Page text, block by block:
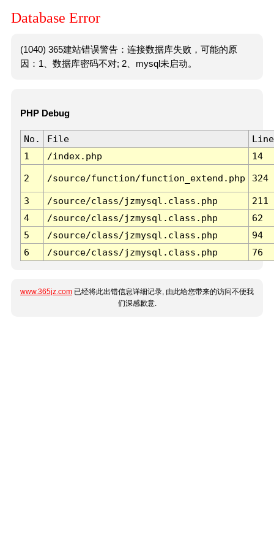
Database Error
(1040) 365建站错误警告：连接数据库失败，可能的原
因：1、数据库密码不对; 2、mysql未启动。
PHP Debug
No. File
Line
1
/index.php 14
2 /source/function/function_extend.php 324
3 /source/class/jzmysql.class.php
211
4
/source/class/jzmysql.class.php
62
5
/source/class/jzmysql.class.php
94
6
/source/class/jzmysql.class.php 76
www.365jz.com 已经将此出错信息详细记录, 由此给您带来的访问不便我
们深感歉意.